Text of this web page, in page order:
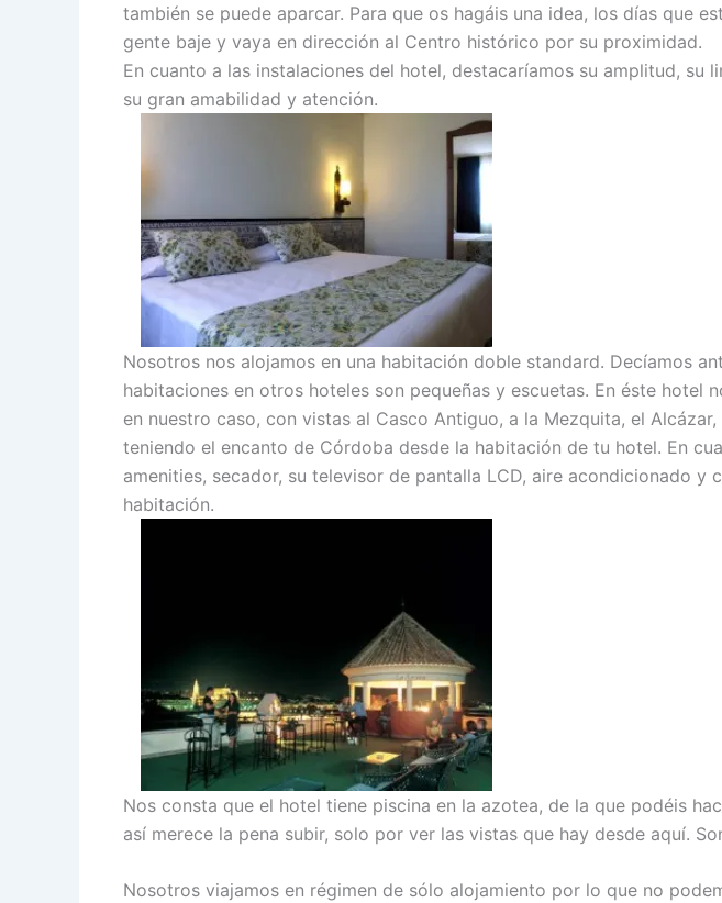
también se puede aparcar. Para que os hagáis una idea, los días que
gente baje y vaya en dirección al Centro histórico por su proximidad.
En cuanto a las instalaciones del hotel, destacaríamos su amplitud,
su gran amabilidad y atención.
Nosotros nos alojamos en una habitación doble standard. Decíamos
habitaciones en otros hoteles son pequeñas y escuetas. En éste hotel
en nuestro caso, con vistas al Casco Antiguo, a la Mezquita, el
teniendo el encanto de Córdoba desde la habitación de tu hotel. En
amenities, secador, su televisor de pantalla LCD, aire acondicionado
habitación.
Nos consta que el hotel tiene piscina en la azotea, de la que podéis
así merece la pena subir, solo por ver las vistas que hay desde aquí.
Nosotros viajamos en régimen de sólo alojamiento por lo que no